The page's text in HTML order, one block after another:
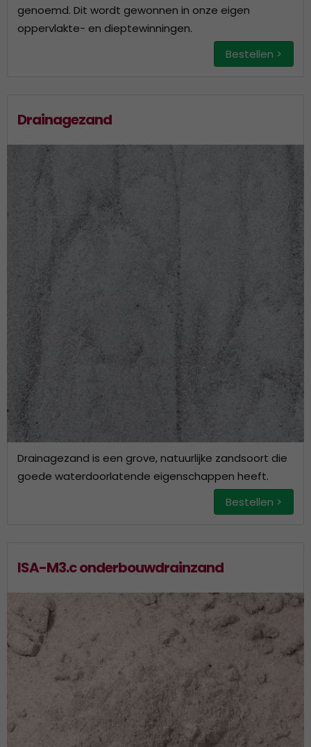
genoemd. Dit wordt gewonnen in onze eigen
oppervlakte- en dieptewinningen.
Bestellen >
Drainagezand
Drainagezand is een grove, natuurlijke zandsoort die
goede waterdoorlatende eigenschappen heeft.
Bestellen >
ISA-M3.c onderbouwdrainzand